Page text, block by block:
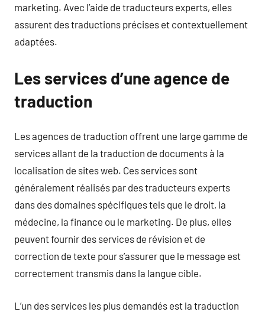
marketing. Avec l’aide de traducteurs experts, elles
assurent des traductions précises et contextuellement
adaptées.
Les services d’une agence de
traduction
Les agences de traduction offrent une large gamme de
services allant de la traduction de documents à la
localisation de sites web. Ces services sont
généralement réalisés par des traducteurs experts
dans des domaines spécifiques tels que le droit, la
médecine, la finance ou le marketing. De plus, elles
peuvent fournir des services de révision et de
correction de texte pour s’assurer que le message est
correctement transmis dans la langue cible.
L’un des services les plus demandés est la traduction